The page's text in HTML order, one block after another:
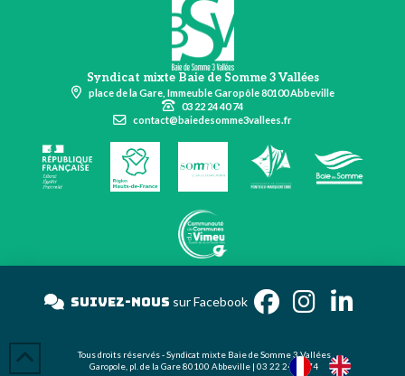
Syndicat mixte Baie de Somme 3 Vallées
place de la Gare, Immeuble Garopôle 80100 Abbeville
03 22 24 40 74
contact@baiedesomme3vallees.fr
Suivez-nous sur Faceboo
Tous droits réservés - Syndicat mixte Baie de Somme 3 Vallées
Garopole, pl. de la Gare 80100 Abbeville | 03 22 24 40 74